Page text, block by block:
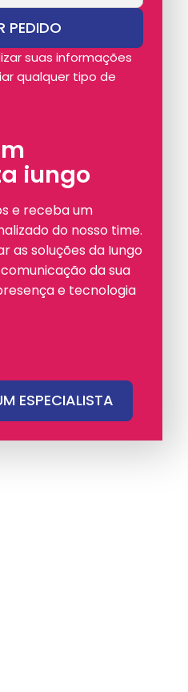
iungo
e receba um
do nosso time.
as soluções da Iungo
da sua
e tecnologia
ESPECIALISTA
suas informações
qualquer tipo de